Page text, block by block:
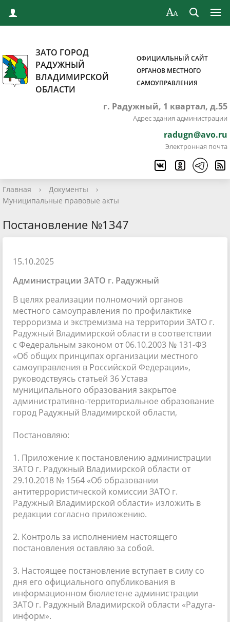
ЗАТО ГОРОД
РАДУЖНЫЙ
ВЛАДИМИРСКОЙ
ОБЛАСТИ
ОФИЦИАЛЬНЫЙ САЙТ
ОРГАНОВ МЕСТНОГО
САМОУПРАВЛЕНИЯ
г. Радужный, 1 квартал, д.55
Адрес здания администрации
radugn@avo.ru
Электронная почта
Главная › Документы
›
Муниципальные правовые акты
Постановление №1347
15.10.2025
Администрации ЗАТО г. Радужный
В целях реализации полномочий органов
местного самоуправления по профилактике
терроризма и экстремизма на территории ЗАТО г.
Радужный Владимирской области в соответствии
с Федеральным законом от 06.10.2003 № 131-ФЗ
«Об общих принципах организации местного
самоуправления в Российской Федерации»,
руководствуясь статьей 36 Устава
муниципального образования закрытое
административно-территориальное образование
город Радужный Владимирской области,
Постановляю:
1. Приложение к постановлению администрации
ЗАТО г. Радужный Владимирской области от
29.10.2018 № 1564 «Об образовании
антитеррористической комиссии ЗАТО г.
Радужный Владимирской области» изложить в
редакции согласно приложению.
2. Контроль за исполнением настоящего
постановления оставляю за собой.
3. Настоящее постановление вступает в силу со
дня его официального опубликования в
информационном бюллетене администрации
ЗАТО г. Радужный Владимирской области «Радуга-
информ».